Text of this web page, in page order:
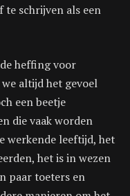
schrijven als een
heffing voor
altijd het gevoel
een beetje
die vaak worden
werkende leeftijd, het
het is in wezen
paar toeters en